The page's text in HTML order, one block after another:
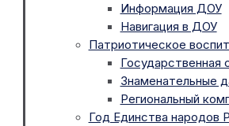
Информация ДОУ
Навигация в ДОУ
Патриотическое
Государственная
Знаменательные
Региональный
Год Единства народов